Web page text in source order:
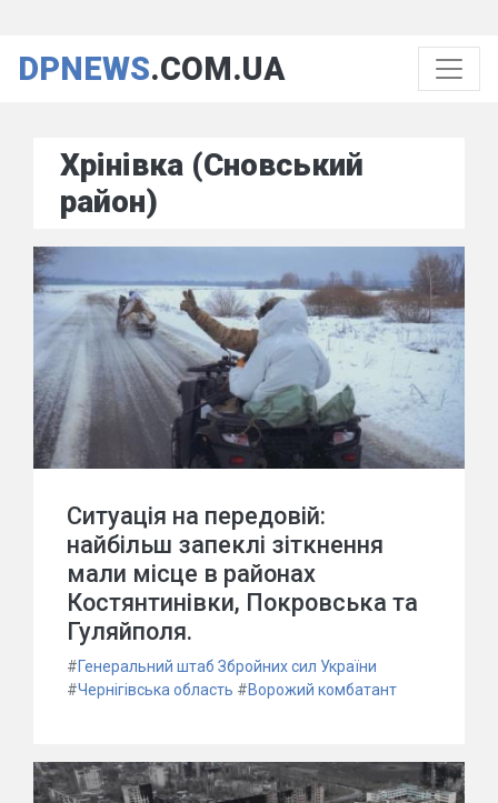
DPNEWS.COM.UA
Хрінівка (Сновський
район)
Ситуація на передовій:
найбільш запеклі зіткнення
мали місце в районах
Костянтинівки, Покровська та
Гуляйполя.
#Генеральний штаб Збройних сил України
#Чернігівська область #Ворожий комбатант